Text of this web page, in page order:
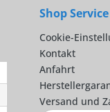
Shop Service
Cookie-
Kontakt
Anfahrt
Versand und